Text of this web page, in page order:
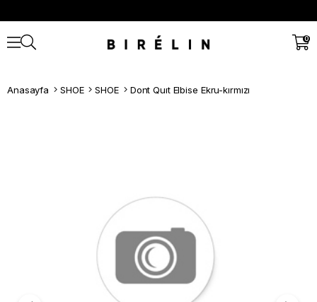
0
Anasayfa SHOE SHOE Dont Quıt Elbise Ekru-kırmızı